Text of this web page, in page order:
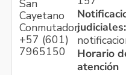
San
Cayetano
Conmutador:
+57 (601)
7965150
judiciales:
Horario
atención